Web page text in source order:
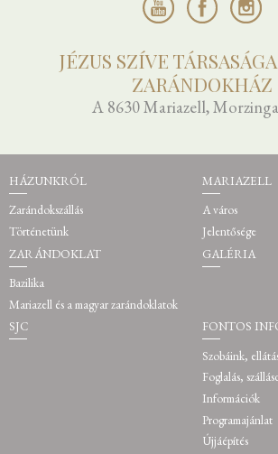
JÉZUS SZÍVE
ZARÁNDOKHÁZ
A 8630 Mariazell,
HÁZUNKRÓL
Zarándokszállás
Történetünk
MARIAZELL
A város
Jelentősége
ZARÁNDOKLAT
Bazilika
Mariazell és a magyar zarándoklatok
GALÉRIA
SJC
FONTOS
Szobáink,
Foglalás,
Információk
Programajánlat
Újjáépítés